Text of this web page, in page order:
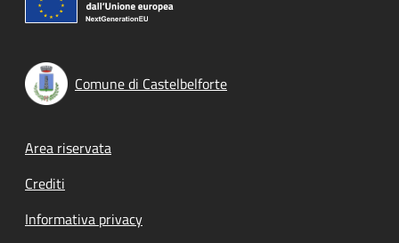
Comune di Castelbelforte
Footer menu
Area riservata
Crediti
Informativa privacy